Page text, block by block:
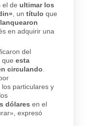
el de ultimar los
, un título que
en adquirir una
del
que esta
circulando
particulares y
dólares en el
expresó